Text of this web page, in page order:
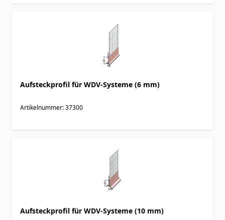
Aufsteckprofil für WDV-Systeme (6 mm)
Artikelnummer: 37300
Aufsteckprofil für WDV-Systeme (10 mm)